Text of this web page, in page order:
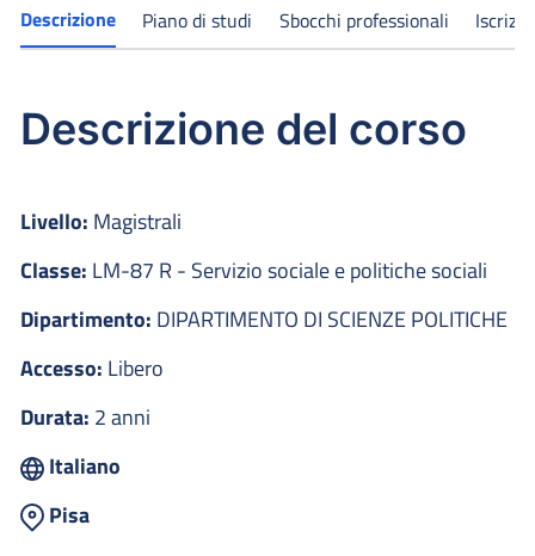
Descrizione Piano di studi Sbocchi professionali
Descrizione del corso
Livello: Magistrali
Classe: LM-87 R - Servizio sociale e politiche sociali
Dipartimento: DIPARTIMENTO DI SCIENZE POLITICHE
Accesso: Libero
Durata: 2 anni
Italiano
Pisa